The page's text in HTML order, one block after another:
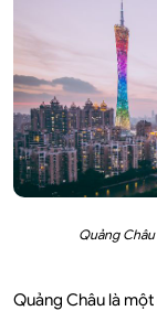
Quảng
Quảng Châu là